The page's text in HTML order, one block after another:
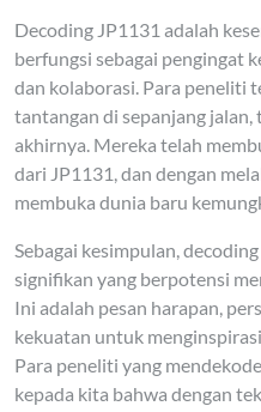
Decoding JP1131 adalah
berfungsi sebagai pengingat
dan kolaborasi. Para peneliti
tantangan di sepanjang jalan,
akhirnya. Mereka telah
dari JP1131, dan dengan
membuka dunia baru
Sebagai kesimpulan,
signifikan yang berpotensi
Ini adalah pesan harapan,
kekuatan untuk
Para peneliti yang
kepada kita bahwa dengan